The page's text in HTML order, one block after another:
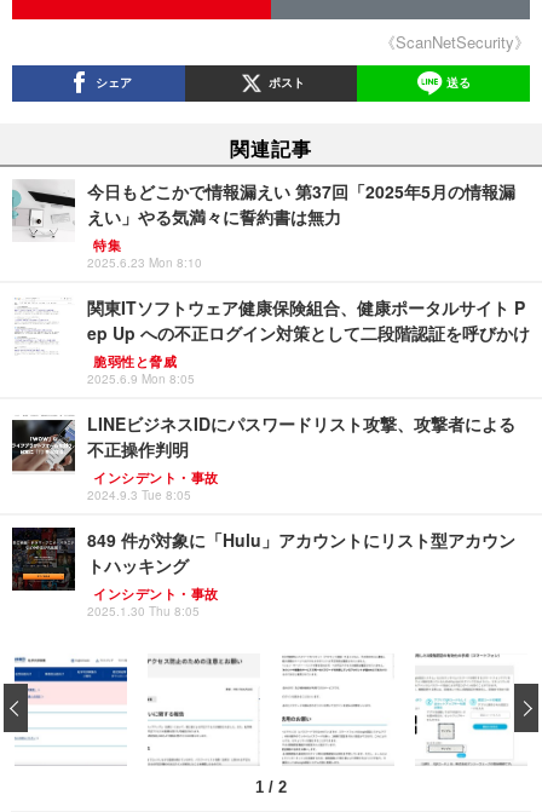
《ScanNetSecurity》
シェア ポスト 送る
関連記事
今日もどこかで情報漏えい 第37回「2025年5月の情報漏
えい」やる気満々に誓約書は無力
特集
2025.6.23 Mon 8:10
関東ITソフトウェア健康保険組合、健康ポータルサイト P
ep Up への不正ログイン対策として二段階認証を呼びかけ
脆弱性と脅威
2025.6.9 Mon 8:05
LINEビジネスIDにパスワードリスト攻撃、攻撃者による
不正操作判明
インシデント・事故
2024.9.3 Tue 8:05
849 件が対象に「Hulu」アカウントにリスト型アカウン
トハッキング
インシデント・事故
2025.1.30 Thu 8:05
1 / 2
‹